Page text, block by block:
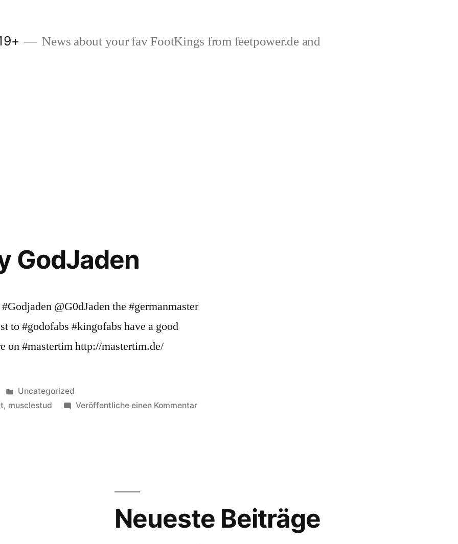
News about your fav FootKings from feetpower.de and
GodJaden
@G0dJaden the #germanmaster
to #godofabs #kingofabs have a good
on #mastertim http://mastertim.de/
Veröffentlicht
in
Uncategorized
, musclestud Veröffentliche einen Kommentarzu
Neueste Beiträge